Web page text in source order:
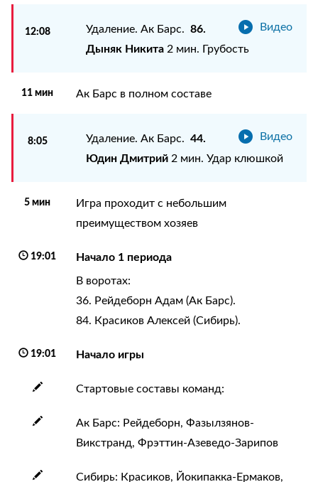
12:08 Видео
Удаление. Ак Барс. 86.
Дыняк Никита2 мин. Грубость
11 мин Ак Барс в полном составе
8:05 Видео
Удаление. Ак Барс. 44.
Юдин Дмитрий2 мин. Удар клюшкой
5 мин
Игра проходит с небольшим
преимуществом хозяев
19:01 Начало 1 периода
В воротах:
36. Рейдеборн Адам (Ак Барс).
84. Красиков Алексей (Сибирь).
19:01 Начало игры
Стартовые составы команд:
Ак Барс: Рейдеборн, Фазылзянов-
Викстранд, Фрэттин-Азеведо-Зарипов
Сибирь: Красиков, Йокипакка-Ермаков,